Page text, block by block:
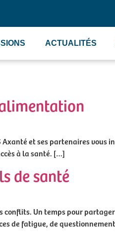
ACTUALITÉS
Axanté et ses partenaires vous
à la santé. […]
de santé
conflits. Un temps pour
de fatigue, de